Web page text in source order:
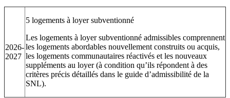
2026-
2027
5 logements à loyer subventionné
Les logements à loyer subventionné admissibles comprennent
les logements abordables nouvellement construits ou acquis,
les logements communautaires réactivés et les nouveaux
suppléments au loyer (à condition qu’ils répondent à des
critères précis détaillés dans le guide d’admissibilité de la
SNL).